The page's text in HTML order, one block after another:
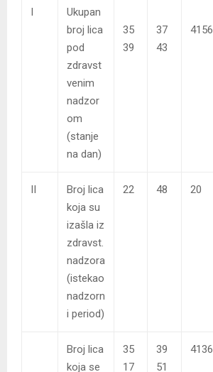
I
Ukupan
broj lica
pod
zdravst
venim
nadzor
om
(stanje
na dan)
35
39
37
43
4156
II
Broj lica
koja su
izašla iz
zdravst.
nadzora
(istekao
nadzorn
i period)
22 48 20
Broj lica
koja se
35
17
39
51
4136